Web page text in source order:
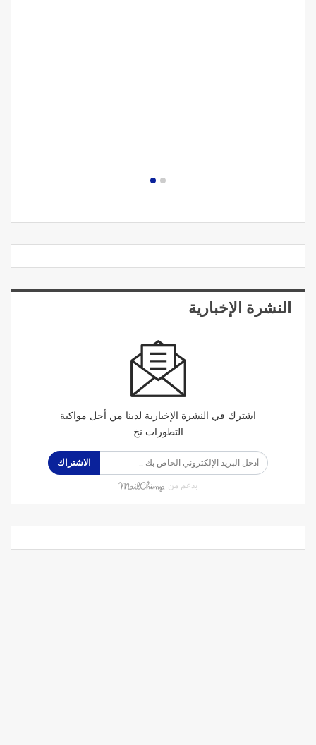
النشرة الإخبارية
اشترك في النشرة الإخبارية لدينا من أجل مواكبة
التطورات.نخ
الاشتراك
بدعم من